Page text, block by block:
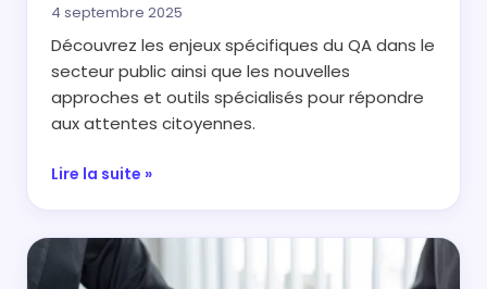
4 septembre 2025
Découvrez les enjeux spécifiques du QA dans le
secteur public ainsi que les nouvelles
approches et outils spécialisés pour répondre
aux attentes citoyennes.
Lire la suite »